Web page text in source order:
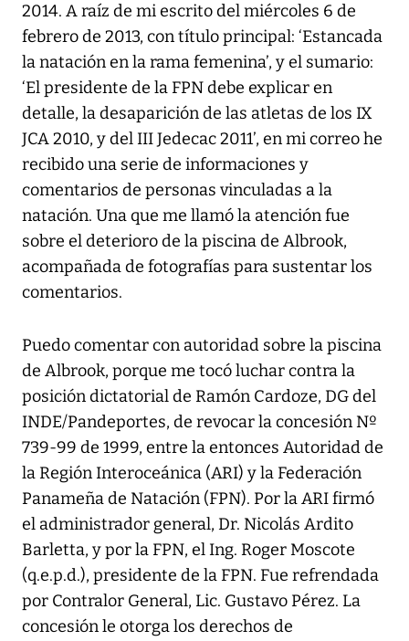
2014. A raíz de mi escrito del miércoles 6 de
febrero de 2013, con título principal: ‘Estancada
la natación en la rama femenina’, y el sumario:
‘El presidente de la FPN debe explicar en
detalle, la desaparición de las atletas de los IX
JCA 2010, y del III Jedecac 2011’, en mi correo he
recibido una serie de informaciones y
comentarios de personas vinculadas a la
natación. Una que me llamó la atención fue
sobre el deterioro de la piscina de Albrook,
acompañada de fotografías para sustentar los
comentarios.
Puedo comentar con autoridad sobre la piscina
de Albrook, porque me tocó luchar contra la
posición dictatorial de Ramón Cardoze, DG del
INDE/Pandeportes, de revocar la concesión Nº
739-99 de 1999, entre la entonces Autoridad de
la Región Interoceánica (ARI) y la Federación
Panameña de Natación (FPN). Por la ARI firmó
el administrador general, Dr. Nicolás Ardito
Barletta, y por la FPN, el Ing. Roger Moscote
(q.e.p.d.), presidente de la FPN. Fue refrendada
por Contralor General, Lic. Gustavo Pérez. La
concesión le otorga los derechos de